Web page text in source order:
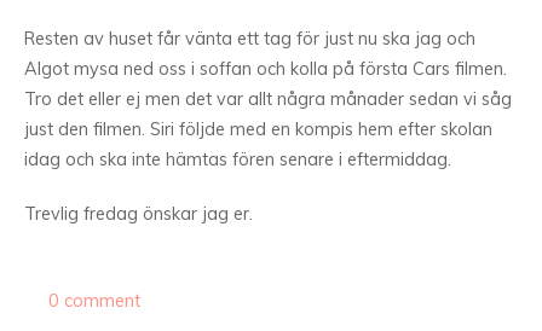
Resten av huset får vänta ett tag för just nu ska jag och
Algot mysa ned oss i soffan och kolla på första Cars filmen.
Tro det eller ej men det var allt några månader sedan vi såg
just den filmen. Siri följde med en kompis hem efter skolan
idag och ska inte hämtas fören senare i eftermiddag.
Trevlig fredag önskar jag er.
0 comment